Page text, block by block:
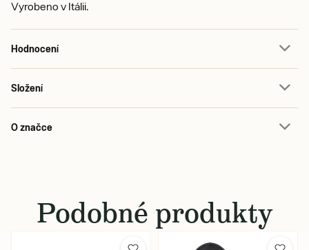
Vyrobeno v Itálii.
Hodnocení
Složení
O značce
Podobné produkty